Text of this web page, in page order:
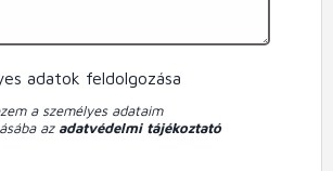
adatok feldolgozása
a személyes adataim
az adatvédelmi tájékoztató